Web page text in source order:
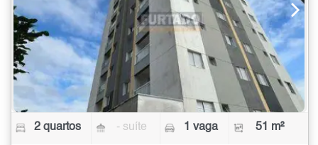
2 quartos - suíte 1 vaga 51 m²